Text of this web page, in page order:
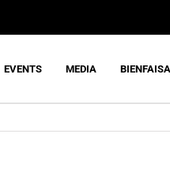
EVENTS MEDIA